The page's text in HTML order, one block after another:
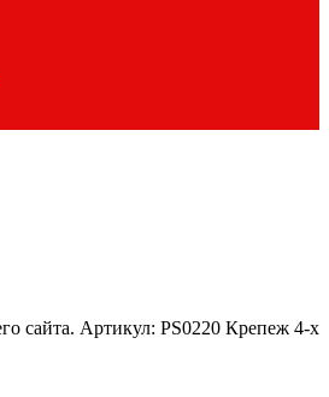
сайта. Артикул: PS0220 Крепеж 4-х